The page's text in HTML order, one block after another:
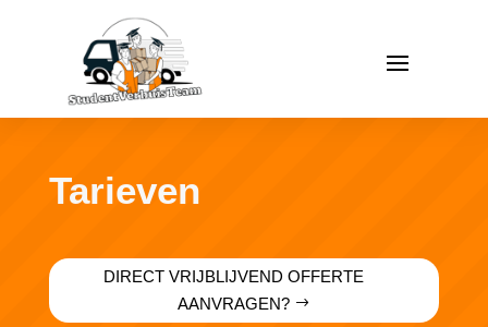
Tarieven
DIRECT VRIJBLIJVEND OFFERTE
AANVRAGEN?